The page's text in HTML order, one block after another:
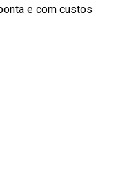
e com custos